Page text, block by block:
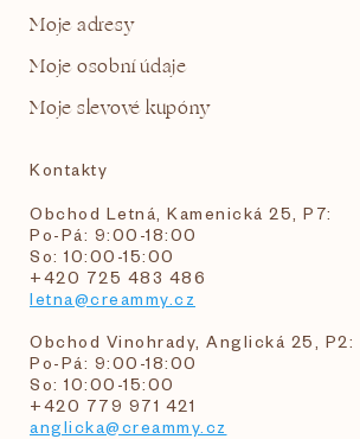
Moje adresy
Moje osobní údaje
Moje slevové kupóny
Kontakty
Obchod Letná, Kamenická 25, P7:
Po-Pá: 9:00-18:00
So: 10:00-15:00
+420 725 483 486
letna@creammy.cz
Obchod Vinohrady, Anglická 25, P2:
Po-Pá: 9:00-18:00
So: 10:00-15:00
+420 779 971 421
anglicka@creammy.cz